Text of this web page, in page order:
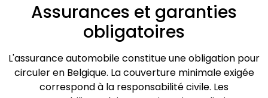
Assurances et garanties
obligatoires
L'assurance automobile constitue une obligation pour
circuler en Belgique. La couverture minimale exigée
correspond à la responsabilité civile. Les